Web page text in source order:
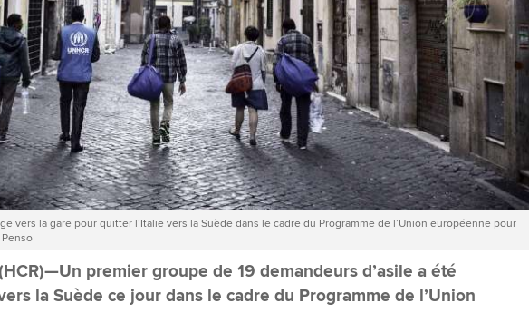
vers la gare pour quitter l’Italie vers la Suède dans le cadre du Programme de l’Union européenne pour
premier groupe de 19 demandeurs d’asile a été
la Suède ce jour dans le cadre du Programme de l’Union